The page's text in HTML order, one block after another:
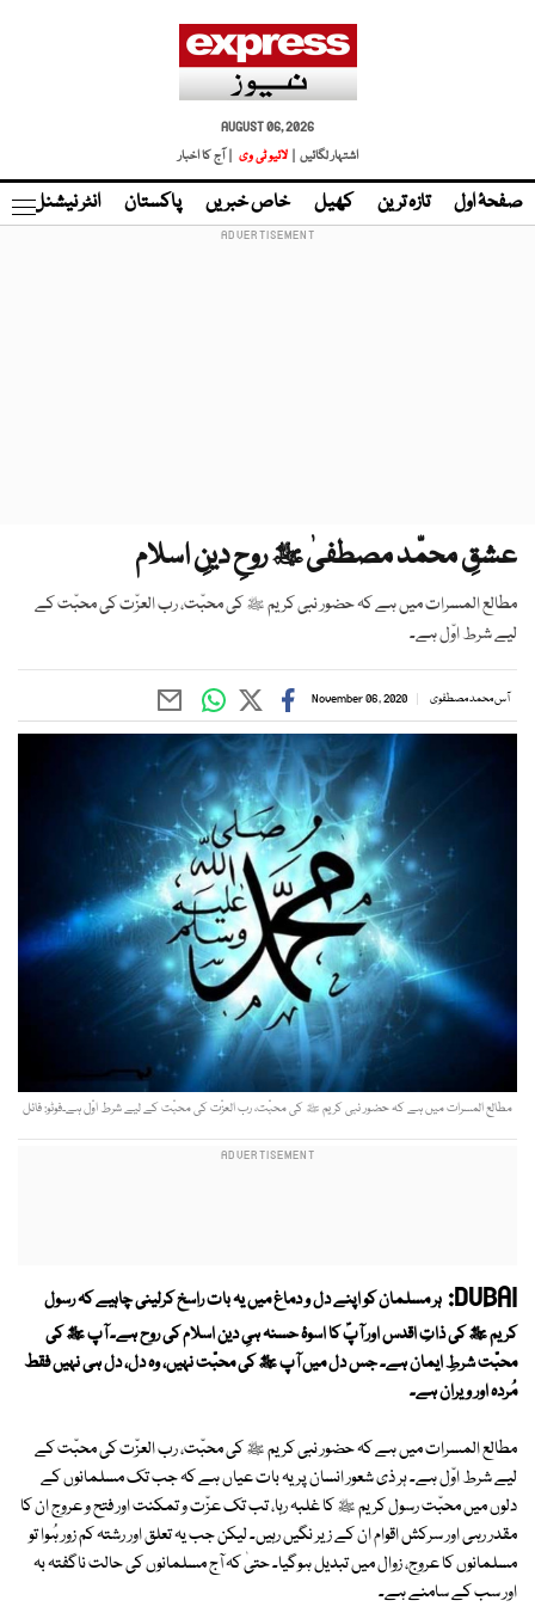
AUGUST 06, 2026
اشتہار لگائیں |
لائیو ٹی وی | آج کا اخبار
صفحۂ اول تازہ ترین کھیل خاص خبریں پاکستان انٹر نیشنل
عشقِ محمّد مصطفیٰ ﷺ روحِ دینِ اسلام
مطالع المسرات میں ہے کہ حضور نبی کریم ﷺ کی محبّت، رب العزّت کی محبّت کے
لیے شرط اوّل ہے۔
آس محمد مصطفوی November 06, 2020
مطالع المسرات میں ہے کہ حضور نبی کریم ﷺ کی محبّت، رب العزّت کی محبّت کے لیے شرط اوّل ہے۔فوٹو: فائل
DUBAI: ہر مسلمان کو اپنے دل و دماغ میں یہ بات راسخ کرلینی چاہیے کہ رسول
کریم ﷺ کی ذاتِ اقدس اور آپؐ کا اسوۂ حسنہ ہیِ دین اسلام کی روح ہے۔ آپ ﷺ کی
محبّت شرطِ ایمان ہے۔ جس دل میں آپ ﷺ کی محبّت نہیں، وہ دل، دل ہی نہیں فقط
مُردہ اور ویران ہے۔
مطالع المسرات میں ہے کہ حضور نبی کریم ﷺ کی محبّت، رب العزّت کی محبّت کے
لیے شرط اوّل ہے۔ ہر ذی شعور انسان پر یہ بات عیاں ہے کہ جب تک مسلمانوں کے
دلوں میں محبّت رسول کریم ﷺ کا غلبہ رہا، تب تک عزّت و تمکنت اور فتح و عروج ان کا
مقدر رہی اور سرکش اقوام ان کے زیر نگیں رہیں۔ لیکن جب یہ تعلق اور رشتہ کم زور ہُوا تو
مسلمانوں کا عروج، زوال میں تبدیل ہوگیا۔ حتیٰ کہ آج مسلمانوں کی حالت ناگفتہ بہ
اور سب کے سامنے ہے۔